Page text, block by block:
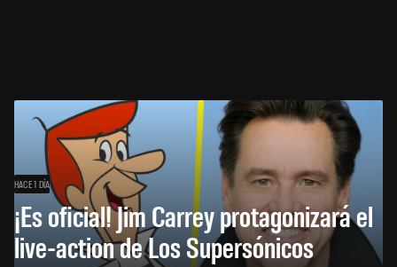
HACE 1 DÍA
¡Es oficial! Jim Carrey protagonizará el
live-action de Los Supersónicos